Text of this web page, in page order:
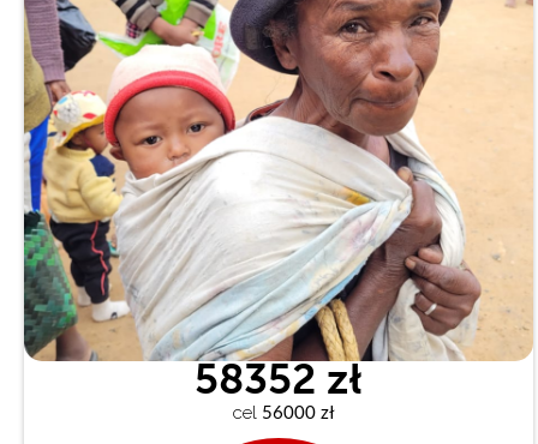
58352 zł
cel 56000 zł